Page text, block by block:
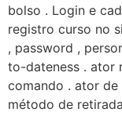
bolso . Login e
registro curso no
, password ,
to-dateness . ator
comando . ator
método de